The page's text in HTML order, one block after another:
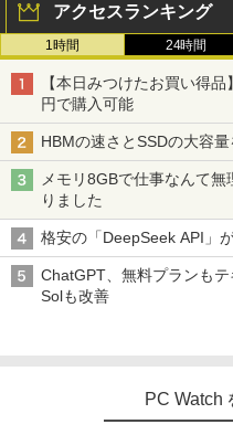
アクセスランキング
1時間 24時間
【本日みつけたお買い得
円で購入可能
HBMの速さとSSDの大容
メモリ8GBで仕事なんて
りました
格安の「DeepSeek API」
ChatGPT、無料プランも
Solも改善
PC Watch